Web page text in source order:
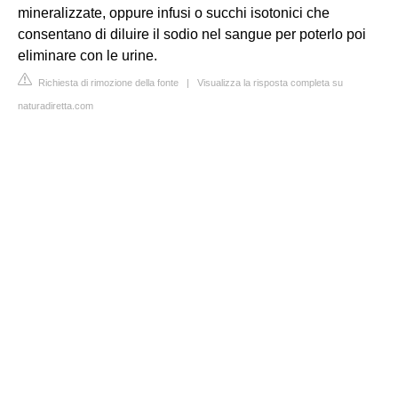
mineralizzate, oppure infusi o succhi isotonici che
consentano di diluire il sodio nel sangue per poterlo poi
eliminare con le urine.
Richiesta di rimozione della fonte | Visualizza la risposta completa su
naturadiretta.com